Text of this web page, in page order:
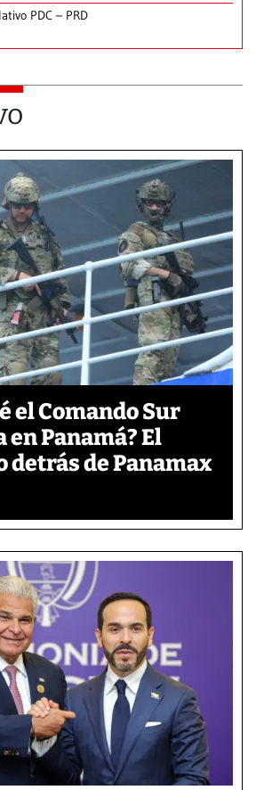
PDC – PRD
el Comando Sur
Panamá? El
detrás de Panamax